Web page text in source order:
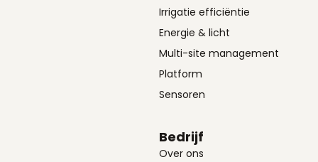
Irrigatie efficiëntie
Energie & licht
Multi-site management
Platform
Sensoren
Bedrijf
Over ons